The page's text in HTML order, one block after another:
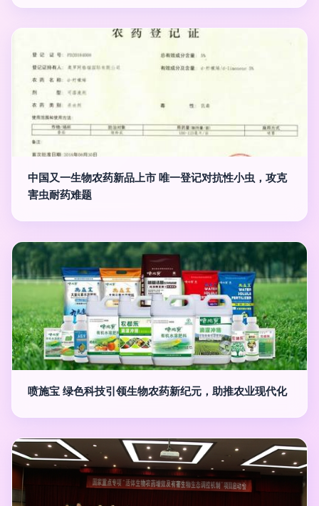
中国又一生物农药新品上市 唯一登记对抗性小虫，攻克
害虫耐药难题
喷施宝 绿色科技引领生物农药新纪元，助推农业现代化